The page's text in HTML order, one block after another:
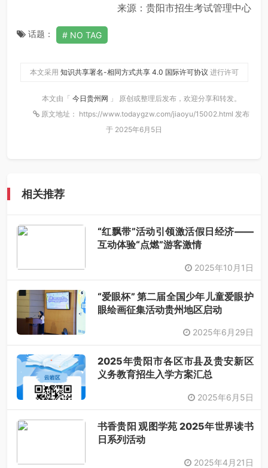
来源：贵阳市招生考试管理中心
话题： NO TAG
本文采用 知识共享署名-相同方式共享 4.0 国际许可协议 进行许可
本文由「 今日贵州网 」 原创或整理后发布，欢迎分享和转发。
原文地址： https://www.todaygzw.com/jiaoyu/15002.html 发布
于 2025年6月5日
相关推荐
“红飘带”活动引领激活假日经济——
互动体验“点燃”游客激情
2025年10月1日
“爱眼杯” 第二届全国少年儿童爱眼护
眼绘画征集活动贵州地区启动
2025年6月29日
2025年贵阳市各区市县及贵安新区
义务教育招生入学方案汇总
2025年6月5日
书香贵阳 观图学苑 2025年世界读书
日系列活动
2025年4月21日